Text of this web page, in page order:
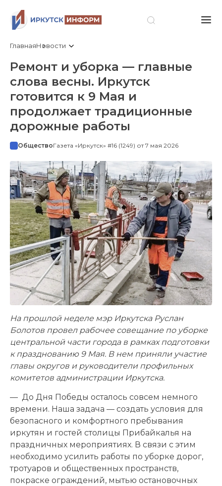
ГлавнаяНовости
Ремонт и уборка — главные
слова весны. Иркутск
готовится к 9 Мая и
продолжает традиционные
дорожные работы
ОбществоГазета «Иркутск» #16 (1249) от 7 мая 2026
На прошлой неделе мэр Иркутска Руслан
Болотов провел рабочее совещание по уборке
центральной части города в рамках подготовки
к празднованию 9 Мая. В нем приняли участие
главы округов и руководители профильных
комитетов администрации Иркутска.
— До Дня Победы осталось совсем немного
времени. Наша задача — создать условия для
безопасного и комфортного пребывания
иркутян и гостей столицы Прибайкалья на
праздничных мероприятиях. В связи с этим
необходимо усилить работы по уборке дорог,
тротуаров и общественных пространств,
покраске ограждений, мытью остановочных